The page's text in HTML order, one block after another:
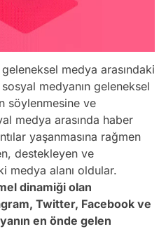
medya arasındaki
sosyal medyanın geleneksel
söylenmesine ve
medya arasında haber
yaşanmasına rağmen
destekleyen ve
medya alanı oldular.
dinamiği olan
Twitter, Facebook ve
en önde gelen